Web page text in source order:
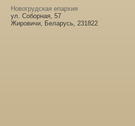
Новогрудская епархия
ул. Соборная, 57
Жировичи, Беларусь, 231822